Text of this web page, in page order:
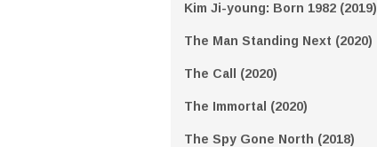
Kim Ji-young: Born 1982 (2019)
The Man Standing Next (2020)
The Call (2020)
The Immortal (2020)
The Spy Gone North (2018)